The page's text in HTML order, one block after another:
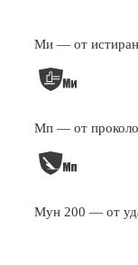
Ми — от
Мп — от
Мун 200 — от